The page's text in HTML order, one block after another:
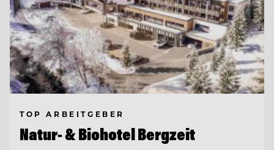
TOP ARBEITGEBER
Natur- & Biohotel Bergzeit